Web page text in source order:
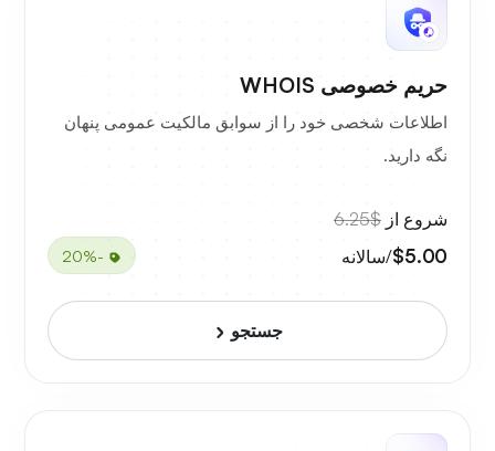
حریم خصوصی WHOIS
اطلاعات شخصی خود را از سوابق مالکیت عمومی پنهان
نگه دارید.
شروع از $6.25
$5.00/سالانه -20%
جستجو